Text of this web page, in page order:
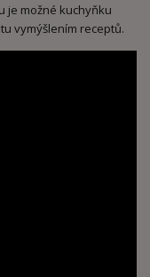
je možné kuchyňku
vymýšlením receptů.